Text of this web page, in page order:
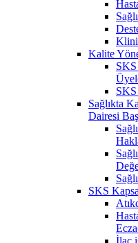
Kalite
Sağlıkta
Dairesi
SKS
İlaç